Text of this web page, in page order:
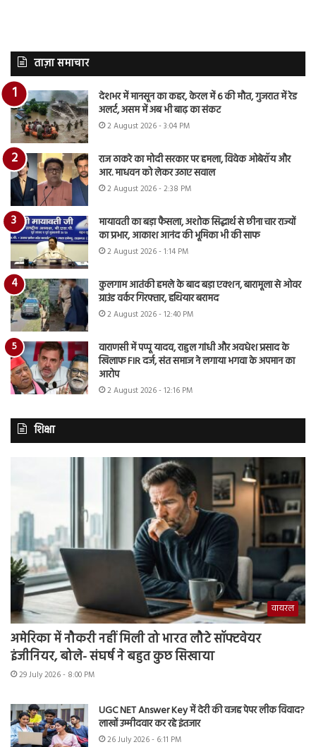
ताज़ा समाचार
देशभर में मानसून का कहर, केरल में 6 की मौत, गुजरात में रेड
अलर्ट, असम में अब भी बाढ़ का संकट
2 August 2026 - 3:04 PM
राज ठाकरे का मोदी सरकार पर हमला, विवेक ओबेरॉय और
आर. माधवन को लेकर उठाए सवाल
2 August 2026 - 2:38 PM
मायावती का बड़ा फैसला, अशोक सिद्धार्थ से छीना चार राज्यों
का प्रभार, आकाश आनंद की भूमिका भी की साफ
2 August 2026 - 1:14 PM
कुलगाम आतंकी हमले के बाद बड़ा एक्शन, बारामूला से ओवर
ग्राउंड वर्कर गिरफ्तार, हथियार बरामद
2 August 2026 - 12:40 PM
वाराणसी में पप्पू यादव, राहुल गांधी और अवधेश प्रसाद के
खिलाफ FIR दर्ज, संत समाज ने लगाया भगवा के अपमान का
आरोप
2 August 2026 - 12:16 PM
शिक्षा
वायरल
अमेरिका में नौकरी नहीं मिली तो भारत लौटे सॉफ्टवेयर
इंजीनियर, बोले- संघर्ष ने बहुत कुछ सिखाया
29 July 2026 - 8:00 PM
UGC NET Answer Key में देरी की वजह पेपर लीक विवाद?
लाखों उम्मीदवार कर रहे इंतजार
26 July 2026 - 6:11 PM